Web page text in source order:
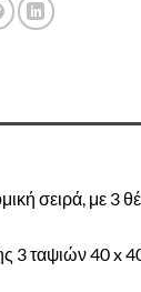
σειρά, με 3
3 ταψιών 40 x